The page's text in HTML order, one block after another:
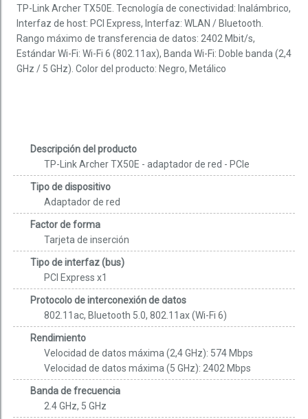
TP-Link Archer TX50E. Tecnología de conectividad: Inalámbrico,
Interfaz de host: PCI Express, Interfaz: WLAN / Bluetooth.
Rango máximo de transferencia de datos: 2402 Mbit/s,
Estándar Wi-Fi: Wi-Fi 6 (802.11ax), Banda Wi-Fi: Doble banda (2,4
GHz / 5 GHz). Color del producto: Negro, Metálico
Descripción del producto
TP-Link Archer TX50E - adaptador de red - PCIe
Tipo de dispositivo
Adaptador de red
Factor de forma
Tarjeta de inserción
Tipo de interfaz (bus)
PCI Express x1
Protocolo de interconexión de datos
802.11ac, Bluetooth 5.0, 802.11ax (Wi-Fi 6)
Rendimiento
Velocidad de datos máxima (2,4 GHz): 574 Mbps
Velocidad de datos máxima (5 GHz): 2402 Mbps
Banda de frecuencia
2.4 GHz, 5 GHz